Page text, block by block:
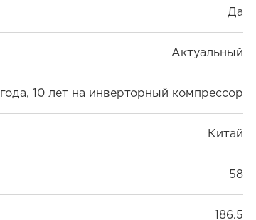
Да
Актуальный
10 лет на инверторный компрессор
Китай
58
186.5